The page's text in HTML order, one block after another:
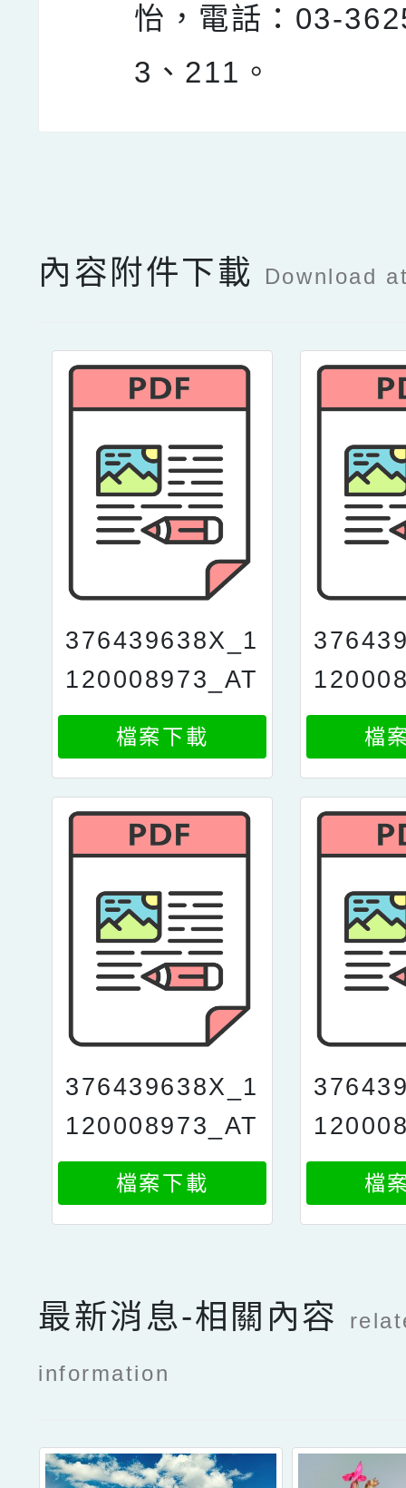
怡，電話：03-
3、211。
內容附件下載 Download
376439638X_1
120008973_AT
TACH1
檔案下載 檔
376439638X_1
120008973_AT
TACH3
檔案下載 檔
最新消息-相關內容
information